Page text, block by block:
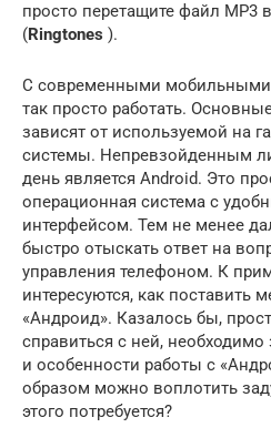
просто перетащите файл MP3
(Ringtones ).
С современными мобильными
так просто работать.
зависят от используемой на
системы. Непревзойденным
день является Android. Это
операционная система с
интерфейсом. Тем не менее
быстро отыскать ответ на
управления телефоном. К
интересуются, как поставить
«Андроид». Казалось бы,
справиться с ней,
и особенности работы с
образом можно воплотить
этого потребуется?